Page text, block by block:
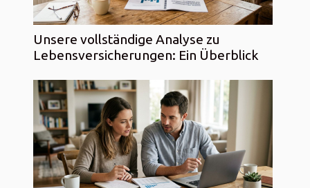
Unsere vollständige Analyse zu
Lebensversicherungen: Ein Überblick